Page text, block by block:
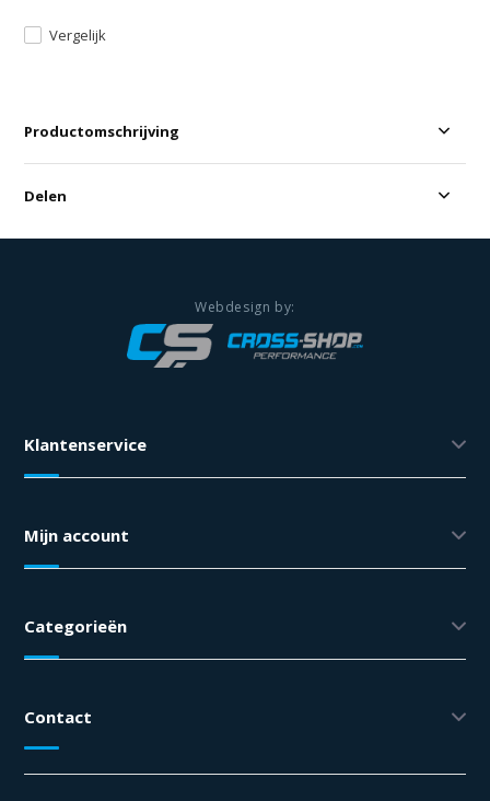
Vergelijk
Productomschrijving
Delen
Klantenservice
Mijn account
Categorieën
Contact